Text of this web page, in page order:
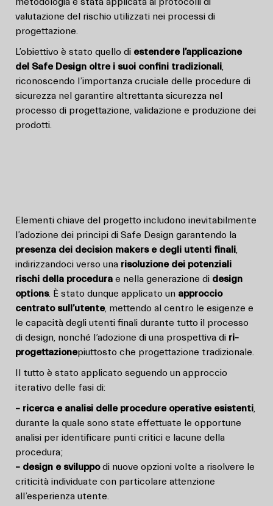
valutazione del rischio utilizzati nei processi di
progettazione.
L’obiettivo è stato quello di estendere l’applicazione
del Safe Design oltre i suoi confini tradizionali,
riconoscendo l’importanza cruciale delle procedure di
sicurezza nel garantire altrettanta sicurezza nel
processo di progettazione, validazione e produzione dei
prodotti.
Elementi chiave del progetto includono inevitabilmente
l’adozione dei principi di Safe Design garantendo la
presenza dei decision makers e degli utenti finali,
indirizzandoci verso una risoluzione dei potenziali
rischi della procedura e nella generazione di design
options. È stato dunque applicato un approccio
centrato sull’utente, mettendo al centro le esigenze e
le capacità degli utenti finali durante tutto il processo
di design, nonché l’adozione di una prospettiva di ri-
progettazionepiuttosto che progettazione tradizionale.
Il tutto è stato applicato seguendo un approccio
iterativo delle fasi di:
– ricerca e analisi delle procedure operative esistenti,
durante la quale sono state effettuate le opportune
analisi per identificare punti critici e lacune della
procedura;
– design e sviluppodi nuove opzioni volte a risolvere le
criticità individuate con particolare attenzione
all’esperienza utente.